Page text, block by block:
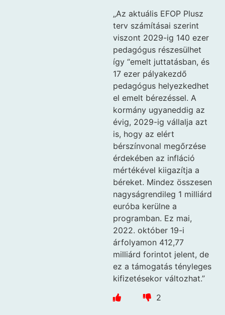
„Az aktuális EFOP Plusz
terv számításai szerint
viszont 2029-ig 140 ezer
pedagógus részesülhet
így “emelt juttatásban, és
17 ezer pályakezdő
pedagógus helyezkedhet
el emelt bérezéssel. A
kormány ugyaneddig az
évig, 2029-ig vállalja azt
is, hogy az elért
bérszínvonal megőrzése
érdekében az infláció
mértékével kiigazítja a
béreket. Mindez összesen
nagyságrendileg 1 milliárd
euróba kerülne a
programban. Ez mai,
2022. október 19-i
árfolyamon 412,77
milliárd forintot jelent, de
ez a támogatás tényleges
kifizetésekor változhat.”
2